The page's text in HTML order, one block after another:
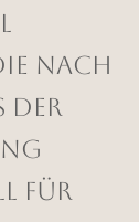
nach
der
für